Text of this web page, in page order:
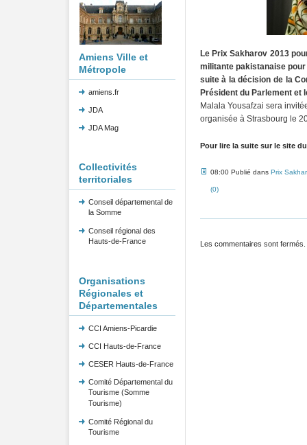
Amiens Ville et
Métropole
amiens.fr
JDA
JDA Mag
Collectivités
territoriales
Conseil départemental de
la Somme
Conseil régional des
Hauts-de-France
Organisations
Régionales et
Départementales
CCI Amiens-Picardie
CCI Hauts-de-France
CESER Hauts-de-France
Comité Départemental du
Tourisme (Somme
Tourisme)
Comité Régional du
Tourisme
Le Prix Sakharov 2013
militante pakistanaise
suite à la décision de la
Président du Parlement et
Malala Yousafzai sera
organisée à Strasbourg le
Pour lire la suite sur le site
08:00 Publié dans Prix
(0)
Les commentaires sont fermés.